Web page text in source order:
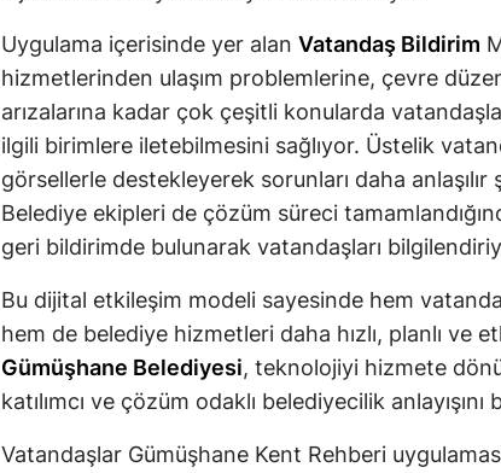
Uygulama içerisinde yer alan Vatandaş Bildirim
hizmetlerinden ulaşım problemlerine, çevre
arızalarına kadar çok çeşitli konularda
ilgili birimlere iletebilmesini sağlıyor. Üstelik
görsellerle destekleyerek sorunları daha
Belediye ekipleri de çözüm süreci
geri bildirimde bulunarak vatandaşları
Bu dijital etkileşim modeli sayesinde hem
hem de belediye hizmetleri daha hızlı, planlı ve
Gümüşhane Belediyesi, teknolojiyi hizmete
katılımcı ve çözüm odaklı belediyecilik
Vatandaşlar Gümüşhane Kent Rehberi